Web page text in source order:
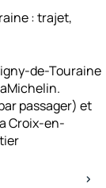
: trajet,
de-Touraine
passager) et
Croix-en-